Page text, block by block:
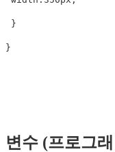
}
}
변수 (프로그